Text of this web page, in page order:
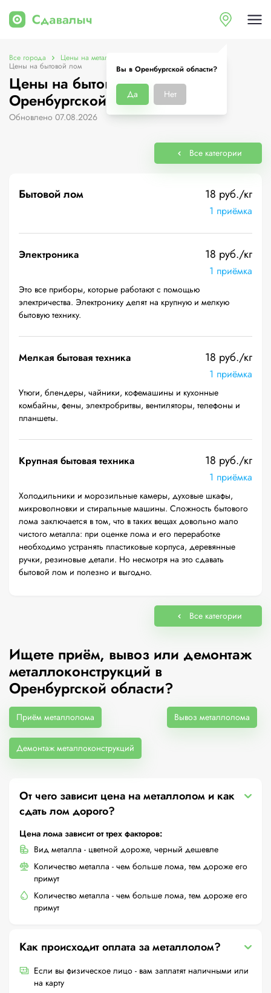
Вы в Оренбургской области?
Да Нет
Все города Цены на металлолом в Оренбургской области
Цены на бытовой лом
Цены на бытовой лом в
Оренбургской области
Обновлено 07.08.2026
Все категории
Бытовой лом 18 руб./кг
1 приёмка
Электроника 18 руб./кг
1 приёмка
Это все приборы, которые работают с помощью
электричества. Электронику делят на крупную и мелкую
бытовую технику.
Мелкая бытовая техника 18 руб./кг
1 приёмка
Утюги, блендеры, чайники, кофемашины и кухонные
комбайны, фены, электробритвы, вентиляторы, телефоны и
планшеты.
Крупная бытовая техника 18 руб./кг
1 приёмка
Холодильники и морозильные камеры, духовые шкафы,
микроволновки и стиральные машины. Сложность бытового
лома заключается в том, что в таких вещах довольно мало
чистого металла: при оценке лома и его переработке
необходимо устранять пластиковые корпуса, деревянные
ручки, резиновые детали. Но несмотря на это сдавать
бытовой лом и полезно и выгодно.
Все категории
Ищете приём, вывоз или демонтаж
металлоконструкций в
Оренбургской области?
Приём металлолома Вывоз металлолома
Демонтаж металлоконструкций
От чего зависит цена на металлолом и как
сдать лом дорого?
Цена лома зависит от трех факторов:
Вид металла - цветной дороже, черный дешевле
Количество металла - чем больше лома, тем дороже его
примут
Количество металла - чем больше лома, тем дороже его
примут
Как происходит оплата за металлолом?
Если вы физическое лицо - вам заплатят наличными или
на карту